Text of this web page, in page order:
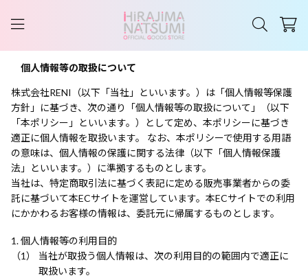
個人情報等の取扱について
株式会社RENI（以下「当社」といいます。）は「個人情報等保護
方針」に基づき、次の通り「個人情報等の取扱について」（以下
「本ポリシー」といいます。）として定め、本ポリシーに基づき
適正に個人情報を取扱います。 なお、本ポリシーで使用する用語
の意味は、個人情報の保護に関する法律（以下「個人情報保護
法」といいます。）に準拠するものとします。
当社は、特定商取引法に基づく表記に定める販売事業者からの委
託に基づいて本ECサイトを運営しています。本ECサイトでの利用
にかかわるお客様の情報は、委託元に帰属するものとします。
個人情報等の利用目的
当社が取扱う個人情報は、次の利用目的の範囲内で適正に
取扱います。